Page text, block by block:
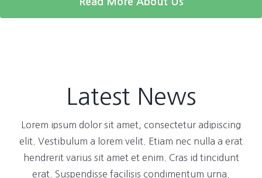
Latest News
Lorem ipsum dolor sit amet, consectetur adipiscing
elit. Vestibulum a lorem velit. Etiam nec nulla a erat
hendrerit varius sit amet et enim. Cras id tincidunt
erat. Suspendisse facilisis condimentum urna.